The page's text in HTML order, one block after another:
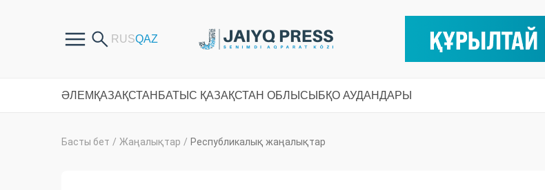
ӘЛЕМ ҚАЗАҚСТАН БАТЫС ҚАЗАҚСТАН ОБЛЫСЫ БҚО АУДАНДАРЫ
Басты бет / Жаңалықтар / Республикалық жаңалықтар